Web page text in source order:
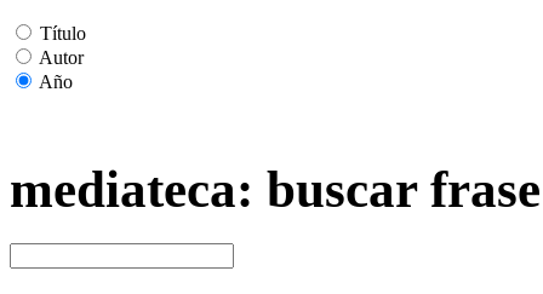
Título
Autor
Año
mediateca: buscar frase